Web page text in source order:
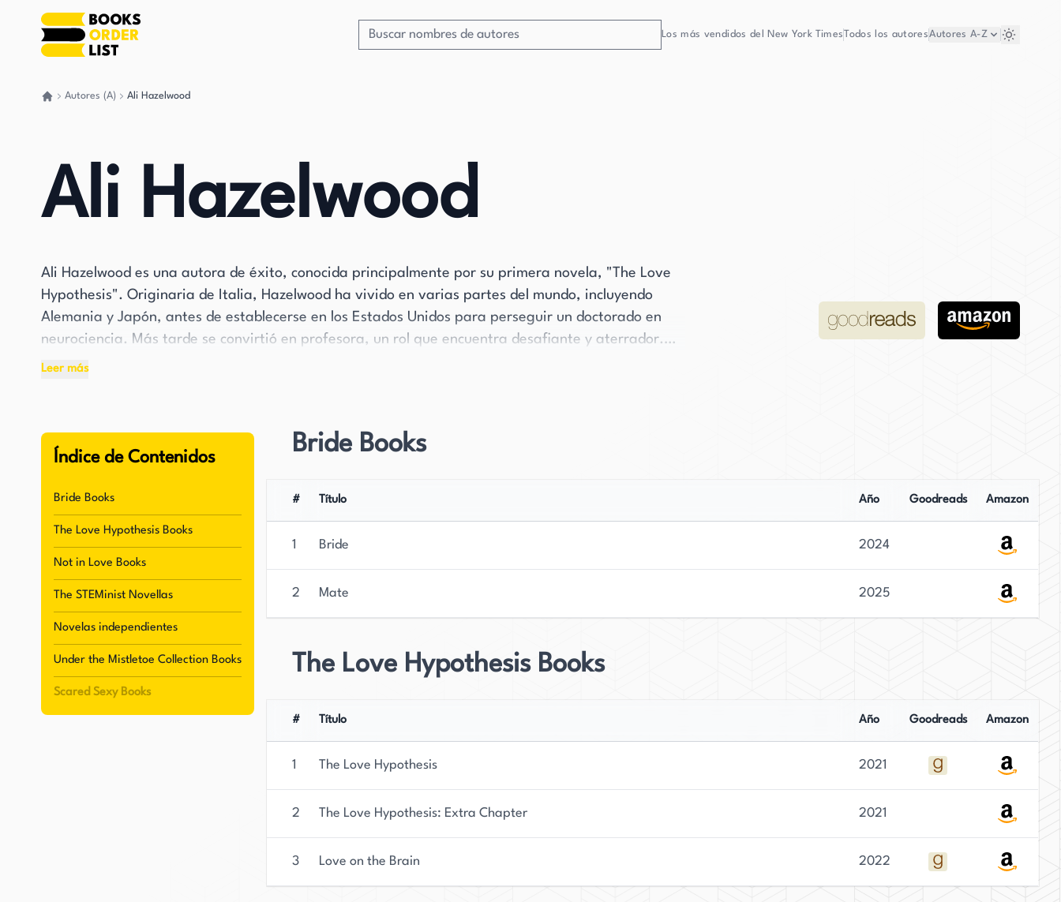
Los más vendidos del New York TimesTodos los autoresAutores A-Z
Autores (A) Ali Hazelwood
Ali Hazelwood
Ali Hazelwood es una autora de éxito, conocida principalmente por su primera novela, "The Love
Hypothesis". Originaria de Italia, Hazelwood ha vivido en varias partes del mundo, incluyendo
Alemania y Japón, antes de establecerse en los Estados Unidos para perseguir un doctorado en
neurociencia. Más tarde se convirtió en profesora, un rol que encuentra desafiante y aterrador.
románticas, su ficción ciertamente lo es. Se ha convertido en una autora popular en los géneros de
chick lit, contemporáneo y romance, con un interés particular en escribir sobre mujeres en STEM y
Además de su amor por la escritura, a Hazelwood le gustan varios pasatiempos, incluyendo correr,
crocheting y hornear cake pops. Comparte su vida con sus dos amos felinos y su esposo, quien es
solo ligeramente menos felino que los gatos. Hazelwood es activa en Goodreads, donde reseña y
recomienda libros que ha disfrutado.
"The Love Hypothesis" fue un éxito viral en TikTok y rápidamente se convirtió en un bestseller en
BuzzFeed y The New York Times. A pesar de su éxito en ficción, Hazelwood sigue siendo humilde y
dedicada a su oficio. Continúa escribiendo historias que capturan el corazón de sus lectores y los
inspiran a perseguir sus sueños.
Leer más
Índice de Contenidos
Bride Books
The Love Hypothesis Books
Not in Love Books
The STEMinist Novellas
Novelas independientes
Under the Mistletoe Collection Books
Scared Sexy Books
Bride Books
# Título Año Goodreads Amazon
1 Bride 2024
2 Mate 2025
The Love Hypothesis Books
# Título Año Goodreads Amazon
1 The Love Hypothesis 2021
2 The Love Hypothesis: Extra Chapter 2021
3 Love on the Brain 2022